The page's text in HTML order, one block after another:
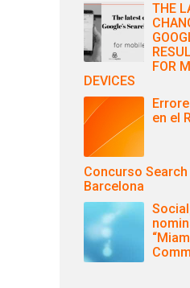
THE
FOR
DEVICES
en el
Concurso
Barcelona